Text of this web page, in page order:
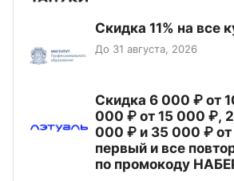
Скидка 11% на все
До 31 августа, 2026
Скидка 6 000 ₽ от
000 ₽ от 15 000 ₽,
000 ₽ и 35 000 ₽
первый и все
по промокоду